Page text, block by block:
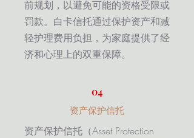
前规划，以避免可能的资格受限或
罚款。白卡信托通过保护资产和减
轻护理费用负担，为家庭提供了经
济和心理上的双重保障。
04
​资产保护信托
资产保护信托（Asset Protection